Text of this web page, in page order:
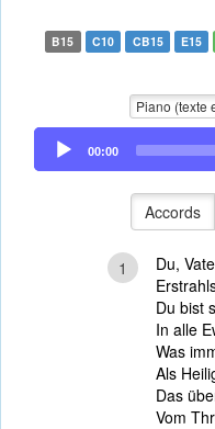
B15 C10 CB15 E15
Piano (texte
Audio
Player
00:00
Accords
1
Du,
Du bist
In alle
Was
Als
Das
Vom